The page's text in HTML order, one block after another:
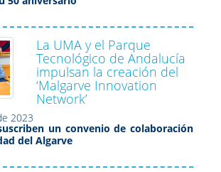
La UMA y el Parque
Tecnológico de Andalucía
impulsan la creación del
‘Malgarve Innovation
Network’
2023
un convenio de colaboración
del Algarve